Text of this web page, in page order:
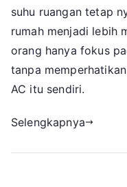
suhu ruangan tetap
rumah menjadi lebih
orang hanya fokus
tanpa
AC itu sendiri.
Selengkapnya